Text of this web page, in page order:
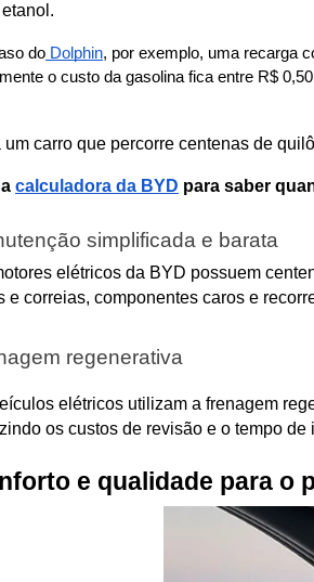
do Dolphin, por exemplo, uma recarga
o custo da gasolina fica entre R$
um carro que percorre centenas de
calculadora da BYD para saber
simplificada e barata
elétricos da BYD possuem
e correias, componentes caros e
regenerativa
elétricos utilizam a frenagem
os custos de revisão e o tempo
e qualidade para o